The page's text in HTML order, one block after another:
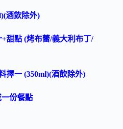
酒飲除外)
甜點 (烤布蕾/義大利布丁/
擇一 (350ml)(酒飲除外)
份餐點